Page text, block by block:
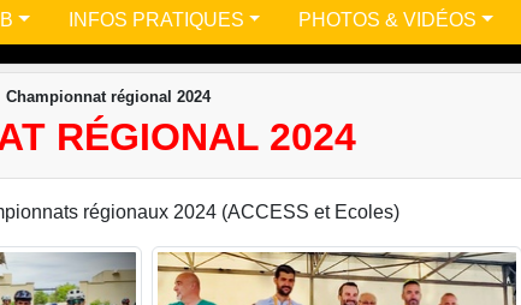
INFOS PRATIQUES PHOTOS & VIDÉOS
Championnat régional 2024
RÉGIONAL 2024
régionaux 2024 (ACCESS et Ecoles)